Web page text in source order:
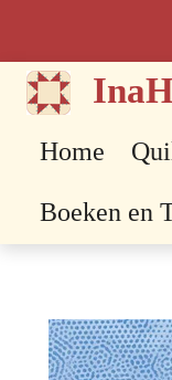
direct
naar
Home
Boeken en